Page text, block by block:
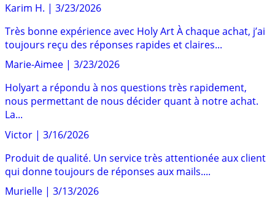
Karim H. | 3/23/2026
Très bonne expérience avec Holy Art À chaque achat, j’ai
toujours reçu des réponses rapides et claires...
Marie-Aimee | 3/23/2026
Holyart a répondu à nos questions très rapidement,
nous permettant de nous décider quant à notre achat.
La...
Victor | 3/16/2026
Produit de qualité. Un service très attentionée aux client
qui donne toujours de réponses aux mails....
Murielle | 3/13/2026